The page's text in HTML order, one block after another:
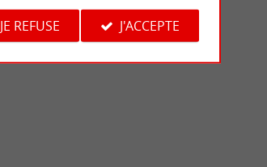
JE REFUSE J'ACCEPTE